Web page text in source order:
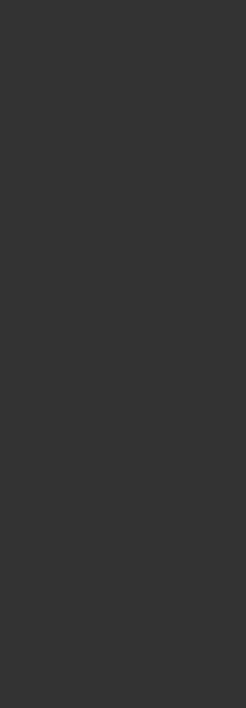
СЕРЬГИ CLAIRE